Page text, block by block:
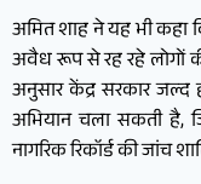
अमित शाह ने यह भी कहा
अवैध रूप से रह रहे लोगों
अनुसार केंद्र सरकार
अभियान चला सकती है,
नागरिक रिकॉर्ड की जांच